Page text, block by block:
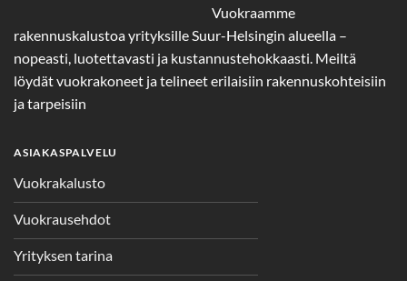
Vuokraamme
rakennuskalustoa yrityksille Suur-Helsingin alueella –
nopeasti, luotettavasti ja kustannustehokkaasti. Meiltä
löydät vuokrakoneet ja telineet erilaisiin rakennuskohteisiin
ja tarpeisiin
ASIAKASPALVELU
Vuokrakalusto
Vuokrausehdot
Yrityksen tarina